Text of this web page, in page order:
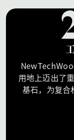
用地上迈出了
基石，为复合